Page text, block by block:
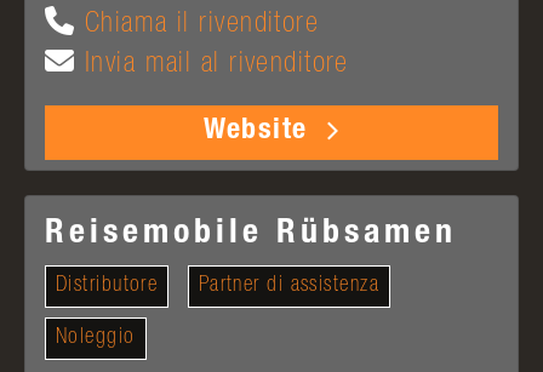
Chiama il rivenditore
Invia mail al rivenditore
Website
Reisemobile Rübsamen
Distributore Partner di assistenza
Noleggio